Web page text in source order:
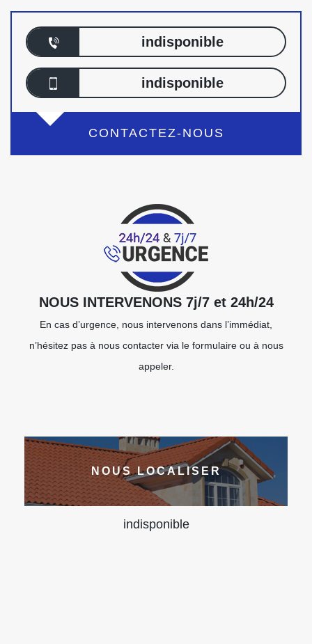
indisponible
indisponible
CONTACTEZ-NOUS
NOUS INTERVENONS 7j/7 et 24h/24
En cas d’urgence, nous intervenons dans l’immédiat,
n’hésitez pas à nous contacter via le formulaire ou à nous
appeler.
NOUS LOCALISER
indisponible